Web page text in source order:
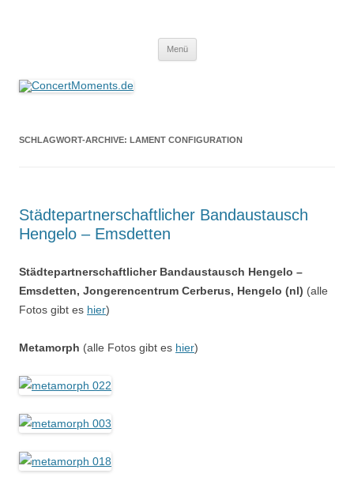
Menü
SCHLAGWORT-ARCHIVE: LAMENT CONFIGURATION
Städtepartnerschaftlicher Bandaustausch
Hengelo – Emsdetten
Städtepartnerschaftlicher Bandaustausch Hengelo –
Emsdetten, Jongerencentrum Cerberus, Hengelo (nl) (alle
Fotos gibt es hier)
Metamorph (alle Fotos gibt es hier)